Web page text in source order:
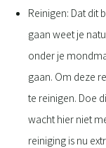
Reinigen: Dat dit
gaan weet je
onder je
gaan. Om deze
te reinigen. Doe
wacht hier niet
reiniging is nu